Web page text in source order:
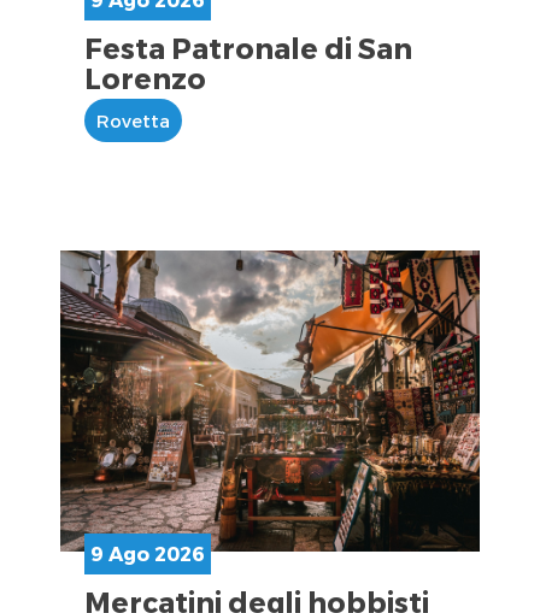
Festa Patronale di San
Lorenzo
Rovetta
9 Ago 2026
Mercatini degli hobbisti